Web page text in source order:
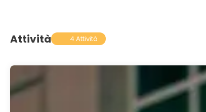
Attività 4 Attività